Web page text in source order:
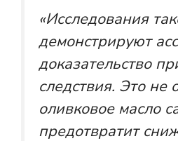
«Исследования
демонстрируют
доказательство
следствия. Это не
оливковое масло
предотвратит